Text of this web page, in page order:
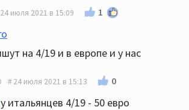
24 июля 2021 в 15:09 1
на 4/19 и в европе и у нас
24 июля 2021 в 15:13 0
у итальянцев 4/19 - 50 евро